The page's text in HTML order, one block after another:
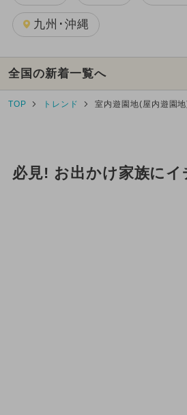
九州･沖縄
全国の新着一覧へ
TOP トレンド 室内遊園地(屋内遊園
必見! お出かけ家族にイ